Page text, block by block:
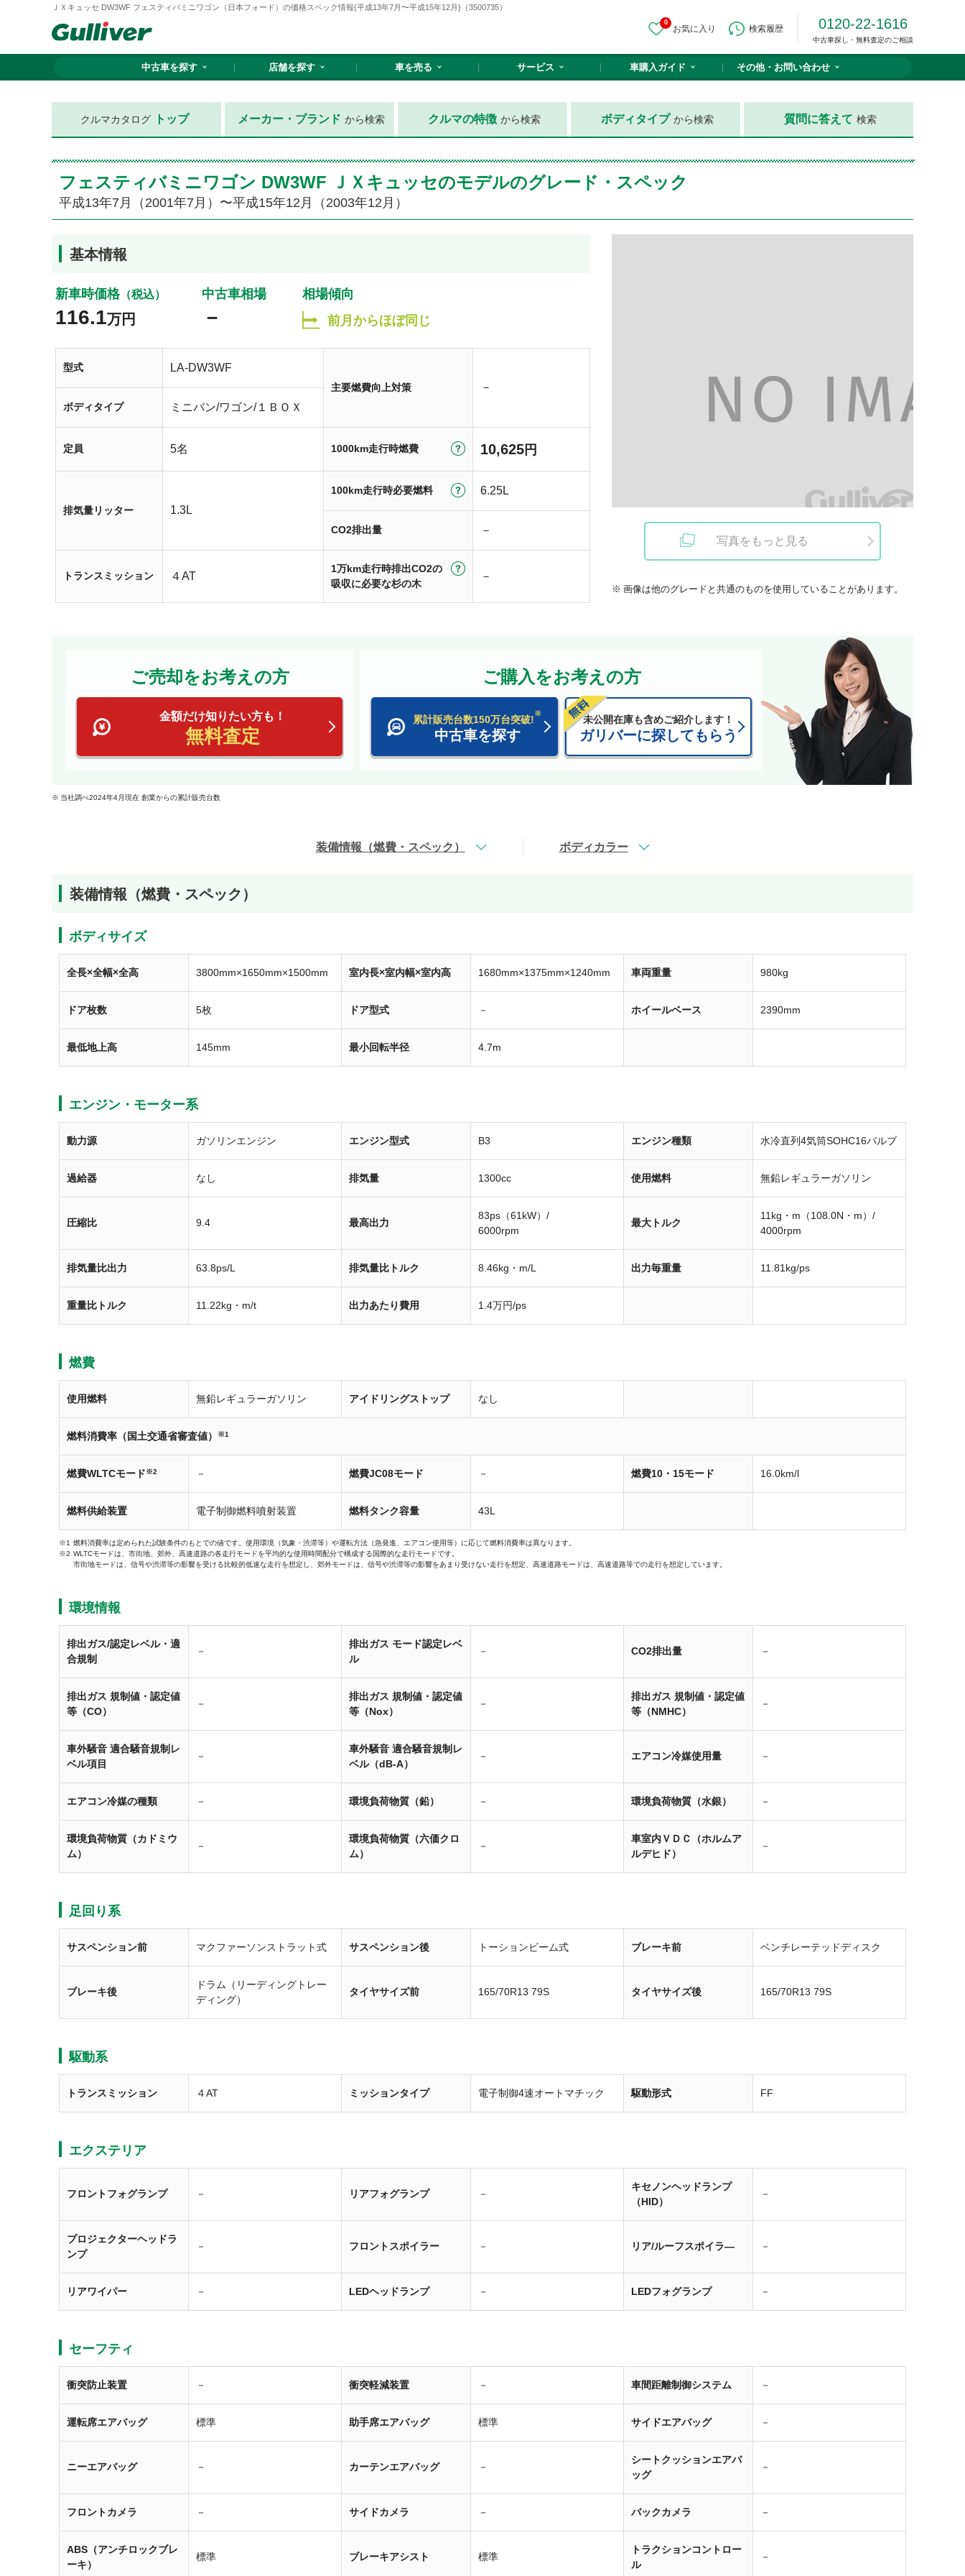
ＪＸキュッセ DW3WF フェスティバミニワゴン（日本フォード）の価格スペック情報{平成13年7月〜平成15年12月}（3500735）
0
お気に入り 検索履歴 0120-22-1616
中古車探し・無料査定のご相談
中古車を探す 店舗を探す 車を売る サービス 車購入ガイド その他・ お問い合わせ
クルマカタログ トップ メーカー・ブランド から検索 クルマの特徴 から検索 ボディタイプ から検索 質問に答えて 検索
フェスティバミニワゴン DW3WF ＪＸキュッセのモデルのグレード・スペック
平成13年7月（2001年7月）〜平成15年12月（2003年12月）
基本情報
新車時価格（税込）
116.1万円
中古車相場
－
相場傾向
前月からほぼ同じ
型式 LA-DW3WF
主要燃費向上対策 －
ボディタイプ ミニバン/ワゴン/１ＢＯＸ
定員 5名 1000km走行時燃費 10,625 円
排気量リッター 1.3L
100km走行時必要燃料 6.25L
CO2排出量 －
トランスミッション ４AT
1万km走行時排出CO2の
吸収に必要な杉の木
－
写真をもっと見る
画像は他のグレードと共通のものを使用していることがあります。
ご売却をお考えの方
金額だけ知りたい方も！
無料査定
ご購入をお考えの方
累計販売台数150万台突破!
※
中古車を探す
未公開在庫も含めご紹介します！
ガリバーに探してもらう
当社調べ2024年4月現在 創業からの累計販売台数
装備情報（燃費・スペック） ボディカラー
装備情報（燃費・スペック）
ボディサイズ
全長×全幅×全高 3800mm×1650mm×1500mm 室内長×室内幅×室内高 1680mm×1375mm×1240mm 車両重量 980kg
ドア枚数 5枚 ドア型式 － ホイールベース 2390mm
最低地上高 145mm 最小回転半径 4.7m
エンジン・モーター系
動力源 ガソリンエンジン エンジン型式 B3 エンジン種類 水冷直列4気筒SOHC16バルブ
過給器 なし 排気量 1300cc 使用燃料 無鉛レギュラーガソリン
圧縮比 9.4 最高出力
83ps（61kW）/
6000rpm
最大トルク
11kg・m（108.0N・m）/
4000rpm
排気量比出力 63.8ps/L 排気量比トルク 8.46kg・m/L 出力毎重量 11.81kg/ps
重量比トルク 11.22kg・m/t 出力あたり費用 1.4万円/ps
燃費
使用燃料 無鉛レギュラーガソリン アイドリングストップ なし
燃料消費率（国土交通省審査値） ※1
燃費WLTCモード※2 － 燃費JC08モード － 燃費10・15モード 16.0km/l
燃料供給装置 電子制御燃料噴射装置 燃料タンク容量 43L
燃料消費率は定められた試験条件のもとでの値です。使用環境（気象・渋滞等）や運転方法（急発進、エアコン使用等）に応じて燃料消費率は異なります。
WLTCモードは、市街地、郊外、高速道路の各走行モードを平均的な使用時間配分で構成する国際的な走行モードです。
市街地モードは、信号や渋滞等の影響を受ける比較的低速な走行を想定し、郊外モードは、信号や渋滞等の影響をあまり受けない走行を想定、高速道路モードは、高速道路等での走行を想定しています。
環境情報
排出ガス/認定レベル・適
合規制
－
排出ガス モード認定レベ
ル
－ CO2排出量 －
排出ガス 規制値・認定値
等（CO）
－
排出ガス 規制値・認定値
等（Nox）
－
排出ガス 規制値・認定値
等（NMHC）
－
車外騒音 適合騒音規制レ
ベル項目
－
車外騒音 適合騒音規制レ
ベル（dB-A）
－ エアコン冷媒使用量 －
エアコン冷媒の種類 － 環境負荷物質（鉛） － 環境負荷物質（水銀） －
環境負荷物質（カドミウ
ム）
－
環境負荷物質（六価クロ
ム）
－
車室内ＶＤＣ（ホルムア
ルデヒド）
－
足回り系
サスペンション前 マクファーソンストラット式 サスペンション後 トーションビーム式 ブレーキ前 ベンチレーテッドディスク
ブレーキ後
ドラム（リーディングトレー
ディング）
タイヤサイズ前 165/70R13 79S タイヤサイズ後 165/70R13 79S
駆動系
トランスミッション ４AT ミッションタイプ 電子制御4速オートマチック 駆動形式 FF
エクステリア
フロントフォグランプ － リアフォグランプ －
キセノンヘッドランプ
（HID）
－
プロジェクターヘッドラ
ンプ
－ フロントスポイラー － リア/ルーフスポイラ― －
リアワイパー － LEDヘッドランプ － LEDフォグランプ －
セーフティ
衝突防止装置 － 衝突軽減装置 － 車間距離制御システム －
運転席エアバッグ 標準 助手席エアバッグ 標準 サイドエアバッグ －
ニーエアバッグ － カーテンエアバッグ －
シートクッションエアバ
ッグ
－
フロントカメラ － サイドカメラ － バックカメラ －
ABS（アンチロックブレ
ーキ）
標準 ブレーキアシスト 標準
トラクションコントロー
ル
－